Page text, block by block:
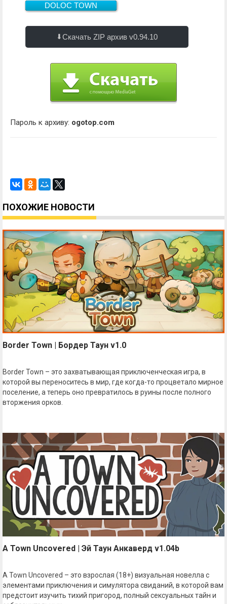
DOLOC TOWN
628.5 Мб
Скачать
Скачать ZIP архив v0.94.10
Пароль к архиву: ogotop.com
ПОХОЖИЕ НОВОСТИ
Border Town | Бордер Таун v1.0
Border Town – это захватывающая приключенческая игра, в
которой вы переноситесь в мир, где когда-то процветало мирное
поселение, а теперь оно превратилось в руины после полного
вторжения орков.
A Town Uncovered | Эй Таун Анкаверд v1.04b
A Town Uncovered – это взрослая (18+) визуальная новелла с
элементами приключения и симулятора свиданий, в которой вам
предстоит изучить тихий пригород, полный сексуальных тайн и